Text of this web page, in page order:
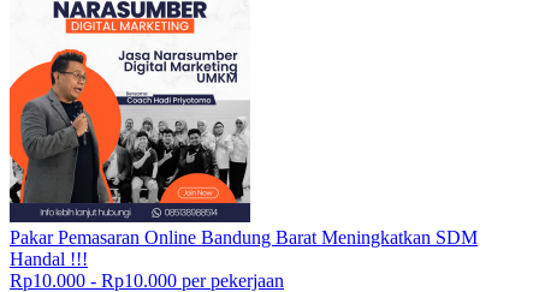
Pakar Pemasaran Online Bandung Barat Meningkatkan SDM
Handal !!!
Rp10.000 - Rp10.000 per pekerjaan